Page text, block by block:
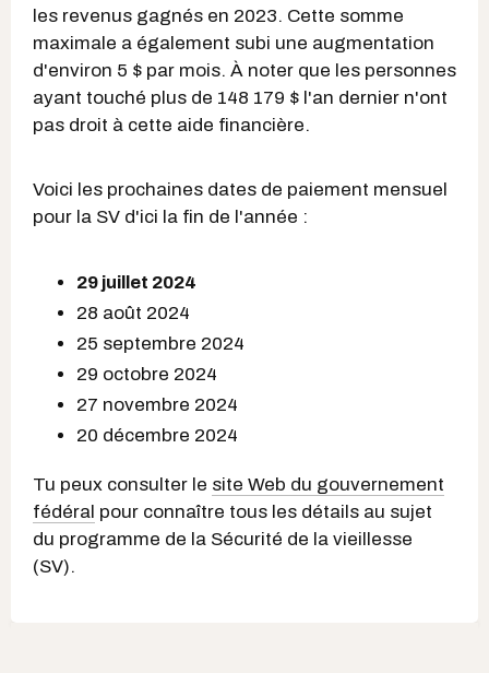
les revenus gagnés en 2023. Cette somme
maximale a également subi une augmentation
d'environ 5 $ par mois. À noter que les personnes
ayant touché plus de 148 179 $ l'an dernier n'ont
pas droit à cette aide financière.
Voici les prochaines dates de paiement mensuel
pour la SV d'ici la fin de l'année :
29 juillet 2024
28 août 2024
25 septembre 2024
29 octobre 2024
27 novembre 2024
20 décembre 2024
Tu peux consulter le site Web du gouvernement
fédéral pour connaître tous les détails au sujet
du programme de la Sécurité de la vieillesse
(SV).